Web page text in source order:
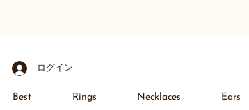
ログイン
Best Rings Necklaces Ears